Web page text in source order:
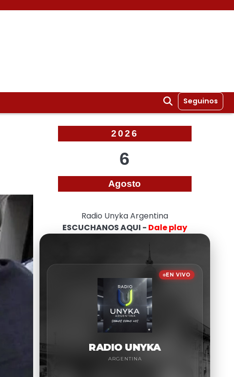
Seguinos
2026
6
Agosto
Radio Unyka Argentina
ESCUCHANOS AQUI - Dale play